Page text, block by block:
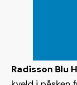
Radisson Blu